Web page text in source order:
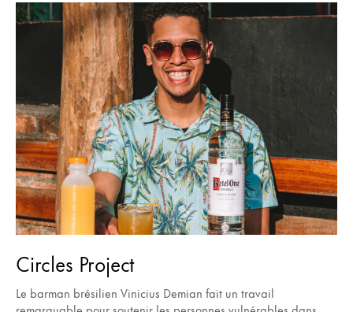
Circles Project
Le barman brésilien Vinicius Demian fait un travail